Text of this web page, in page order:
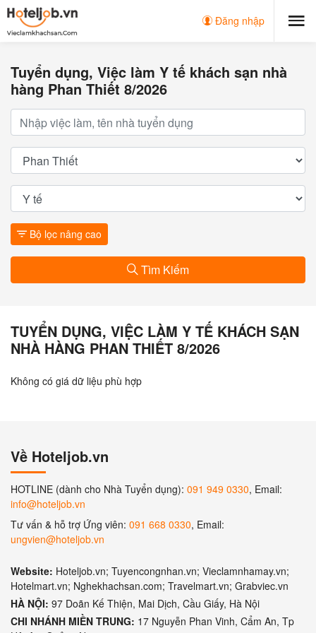
Đăng nhập
Tuyển dụng, Việc làm Y tế khách sạn nhà
hàng Phan Thiết 8/2026
Bộ lọc nâng cao
Tìm Kiếm
TUYỂN DỤNG, VIỆC LÀM Y TẾ KHÁCH SẠN
NHÀ HÀNG PHAN THIẾT 8/2026
Không có giá dữ liệu phù hợp
Về Hoteljob.vn
HOTLINE (dành cho Nhà Tuyển dụng): 091 949 0330, Email:
info@hoteljob.vn
Tư vấn & hỗ trợ Ứng viên: 091 668 0330, Email:
ungvien@hoteljob.vn
Website: Hoteljob.vn; Tuyencongnhan.vn; Vieclamnhamay.vn;
Hotelmart.vn; Nghekhachsan.com; Travelmart.vn; Grabviec.vn
HÀ NỘI: 97 Doãn Kế Thiện, Mai Dịch, Cầu Giấy, Hà Nội
CHI NHÁNH MIỀN TRUNG: 17 Nguyễn Phan Vinh, Cẩm An, Tp